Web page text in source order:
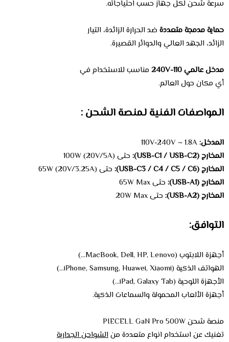
سرعة شحن لكل جهاز حسب احتياجاته.
حماية مدمجة متعددة ضد الحرارة الزائدة، التيار
الزائد، الجهد العالي والدوائر القصيرة.
مدخل عالمي 110-240V
مناسب للاستخدام في
أي مكان حول العالم.
المواصفات الفنية لمنصة الشحن :
المدخل:
المخارج (USB-C1 / USB-C2):
حتى 100W (20V/5A)
المخارج (USB-C3 / C4 / C5 / C6):
حتى 65W (20V/3.25A)
المخارج (USB-A1):
حتى 65W Max
المخارج (USB-A2):
حتى 20W Max
التوافق:
أجهزة اللابتوب (MacBook, Dell, HP, Lenovo...)
الهواتف الذكية (iPhone, Samsung, Huawei, Xiaomi...)
الأجهزة اللوحية (iPad, Galaxy Tab...)
أجهزة الألعاب المحمولة والسماعات الذكية.
منصة شحن PIECELL GaN Pro 500W
تغنيك عن استخدام انواع متعددة منالشواحن الجدارية